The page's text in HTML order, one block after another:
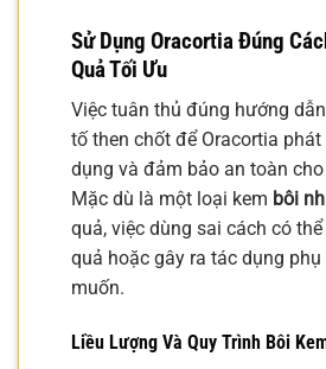
Sử Dụng Oracortia Đúng
Quả Tối Ưu
Việc tuân thủ đúng hướng
tố then chốt để Oracortia
dụng và đảm bảo an toàn
Mặc dù là một loại kem bôi
quả, việc dùng sai cách có
quả hoặc gây ra tác dụng
muốn.
Liều Lượng Và Quy Trình Bôi